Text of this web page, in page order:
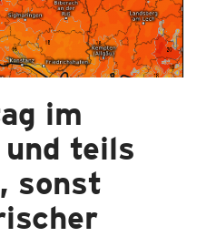
im
und teils
sonst